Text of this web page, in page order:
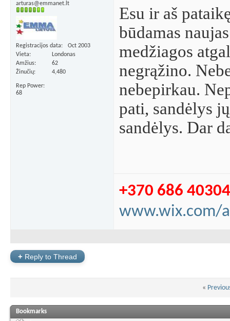
arturas@emmanet.lt
Registracijos data
Oct 2003
Vieta
Londonas
Amžius
62
Žinučių
4,480
Rep Power
68
Esu ir aš
būdamas
medžiagos
negrąžino.
nebepirkau.
pati, sandėlys
sandėlys. Dar
+370 686 40304
www.wix.com/
+ Reply to Thread
«
Bookmarks